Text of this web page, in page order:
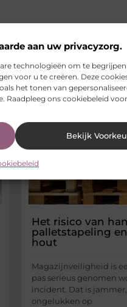
aan uw privacyzorg.
technologieën om te
voor u te creëren. Deze
het tonen van
Raadpleeg ons cookiebeleid
Bekijk
u mogelijk
Het risico van
palletstapeling
hout
Magazijnveiligheid is
pas serieus genomen
incident. Dat is
ongelukken op